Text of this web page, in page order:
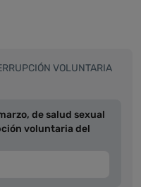
VOLUNTARIA
de salud sexual
voluntaria del